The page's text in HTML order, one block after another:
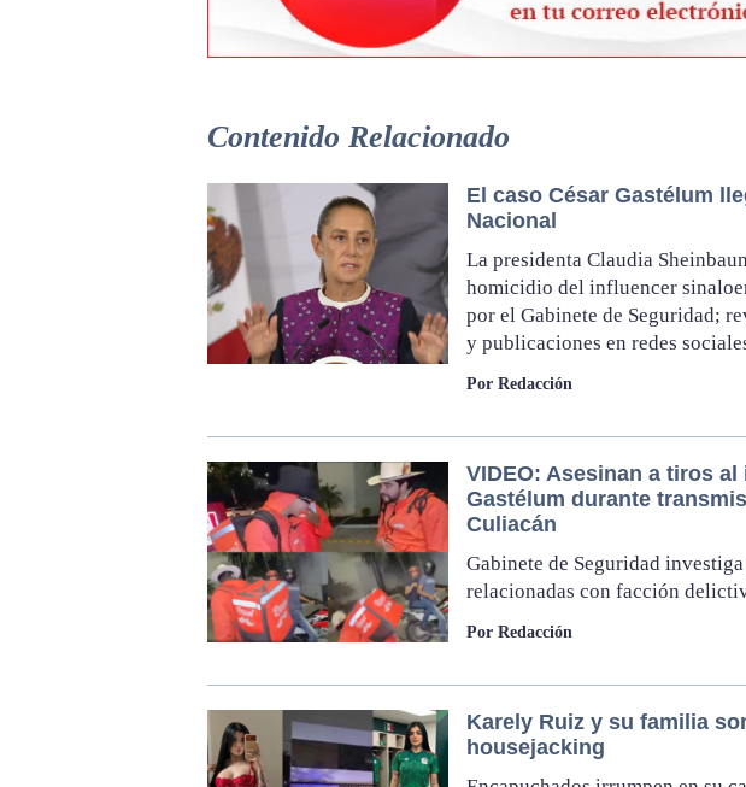
Contenido Relacionado
El caso César Gastélum
Nacional
La presidenta Claudia
homicidio del influencer
por el Gabinete de Seguridad;
y publicaciones en redes
Por Redacción
VIDEO: Asesinan a tiros
Gastélum durante
Culiacán
Gabinete de Seguridad
relacionadas con facción
Por Redacción
Karely Ruiz y su familia
housejacking